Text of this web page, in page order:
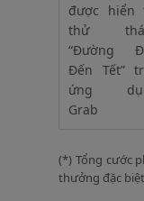
được hiển
thử
“Đường
Đến Tết”
ứng
Grab
(*) Tổng cước
thưởng đặc